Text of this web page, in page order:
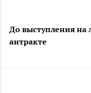
До выступления на
антракте